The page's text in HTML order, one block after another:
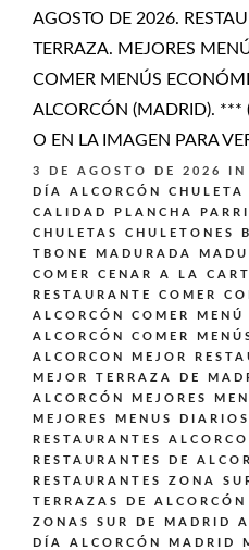
AGOSTO DE 2026.
TERRAZA. MEJORES
COMER MENÚS
ALCORCÓN (MADRID). ***
O EN LA IMAGEN PARA
3 DE AGOSTO DE 2026 IN
DÍA ALCORCÓN
CHULETA
CALIDAD PLANCHA
CHULETAS CHULETONES
TBONE MADURADA
COMER CENAR A LA
RESTAURANTE
COMER
ALCORCÓN
COMER
ALCORCÓN
COMER
ALCORCON
MEJOR
MEJOR TERRAZA DE
ALCORCÓN
MEJORES
MEJORES MENUS
RESTAURANTES
RESTAURANTES DE
RESTAURANTES ZONA
TERRAZAS DE ALCORCÓN
ZONAS SUR DE MADRID
DÍA ALCORCÓN MADRID